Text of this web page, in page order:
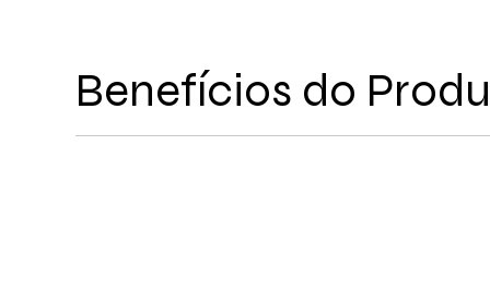
Benefícios do